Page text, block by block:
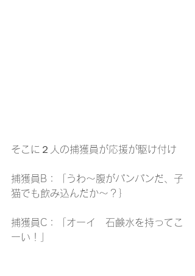
そこに２人の捕獲員が応援が駆け付け
捕獲員B：「うわ～腹がパンパンだ、子
猫でも飲み込んだか～？｝
捕獲員C：「オーイ　石鹸水を持ってこ
ーい！」